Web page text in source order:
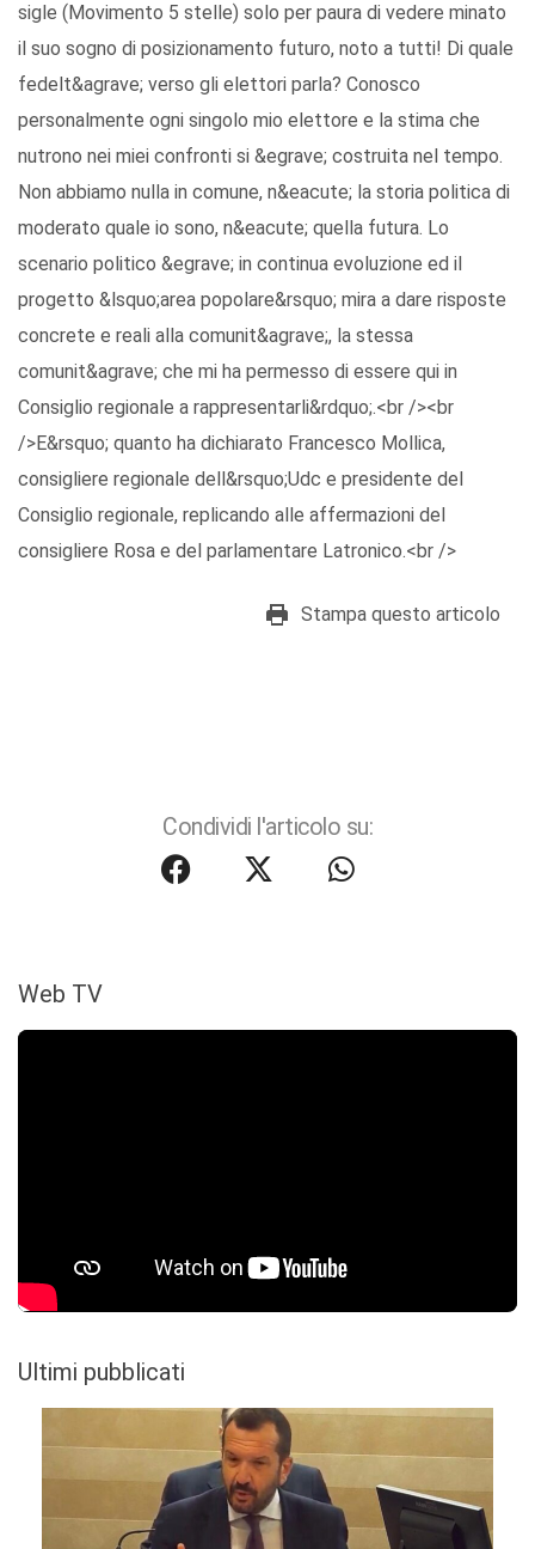
sigle (Movimento 5 stelle) solo per paura di vedere minato
il suo sogno di posizionamento futuro, noto a tutti! Di quale
fedelt&agrave; verso gli elettori parla? Conosco
personalmente ogni singolo mio elettore e la stima che
nutrono nei miei confronti si &egrave; costruita nel tempo.
Non abbiamo nulla in comune, n&eacute; la storia politica di
moderato quale io sono, n&eacute; quella futura. Lo
scenario politico &egrave; in continua evoluzione ed il
progetto &lsquo;area popolare&rsquo; mira a dare risposte
concrete e reali alla comunit&agrave;, la stessa
comunit&agrave; che mi ha permesso di essere qui in
Consiglio regionale a rappresentarli&rdquo;.<br /><br
/>E&rsquo; quanto ha dichiarato Francesco Mollica,
consigliere regionale dell&rsquo;Udc e presidente del
Consiglio regionale, replicando alle affermazioni del
consigliere Rosa e del parlamentare Latronico.<br />
Stampa questo articolo
Condividi l'articolo su:
Web TV
Ultimi pubblicati